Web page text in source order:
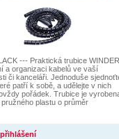
--- Praktická trubice WINDER
a organizaci kabelů ve vaší
či kanceláři. Jednoduše
patří k sobě, a udělejte v nich
pořádek. Trubice je
plastu o průměr